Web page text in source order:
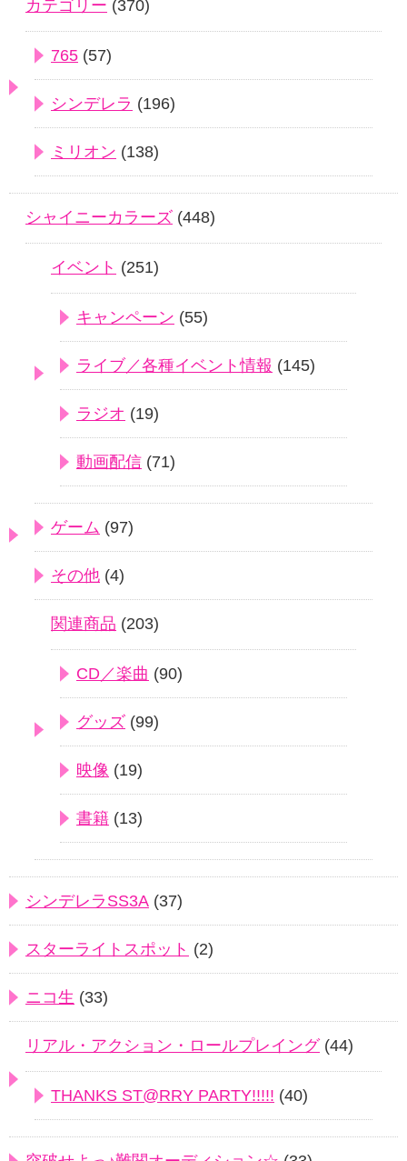
カテゴリー (370)
765 (57)
シンデレラ (196)
ミリオン (138)
シャイニーカラーズ (448)
イベント (251)
キャンペーン (55)
ライブ／各種イベント情報 (145)
ラジオ (19)
動画配信 (71)
ゲーム (97)
その他 (4)
関連商品 (203)
CD／楽曲 (90)
グッズ (99)
映像 (19)
書籍 (13)
シンデレラSS3A (37)
スターライトスポット (2)
ニコ生 (33)
リアル・アクション・ロールプレイング(44)
THANKS ST@RRY PARTY!!!!! (40)